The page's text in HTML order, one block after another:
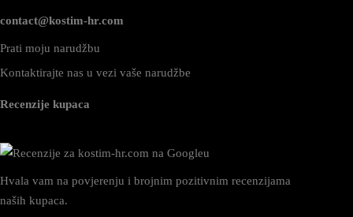
contact@kostim-hr.com
Prati moju narudžbu
Kontaktirajte nas u vezi vaše narudžbe
Recenzije kupaca
Hvala vam na povjerenju i brojnim pozitivnim recenzijama
naših kupaca.